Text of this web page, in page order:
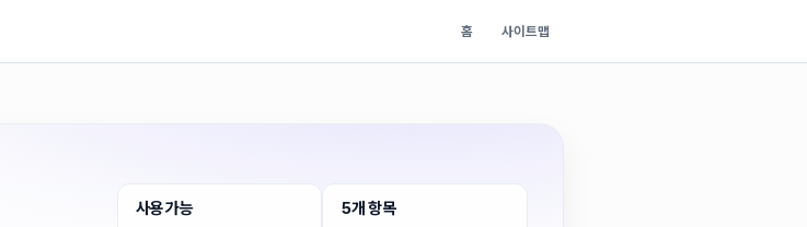
홈 사이트맵
사용 가능 5개 항목